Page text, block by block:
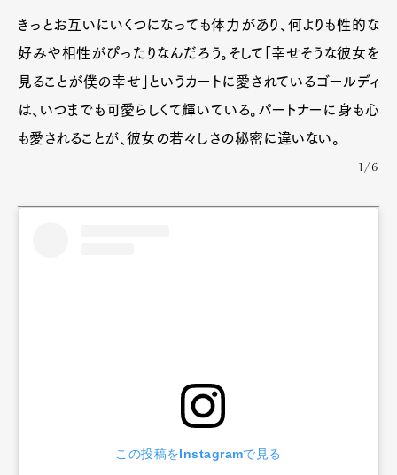
きっとお互いにいくつになっても体力があり、何よりも性的な
好みや相性がぴったりなんだろう。そして「幸せそうな彼女を
見ることが僕の幸せ」というカートに愛されているゴールディ
は、いつまでも可愛らしくて輝いている。パートナーに身も心
も愛されることが、彼女の若々しさの秘密に違いない。
1/6
この投稿をInstagramで見る